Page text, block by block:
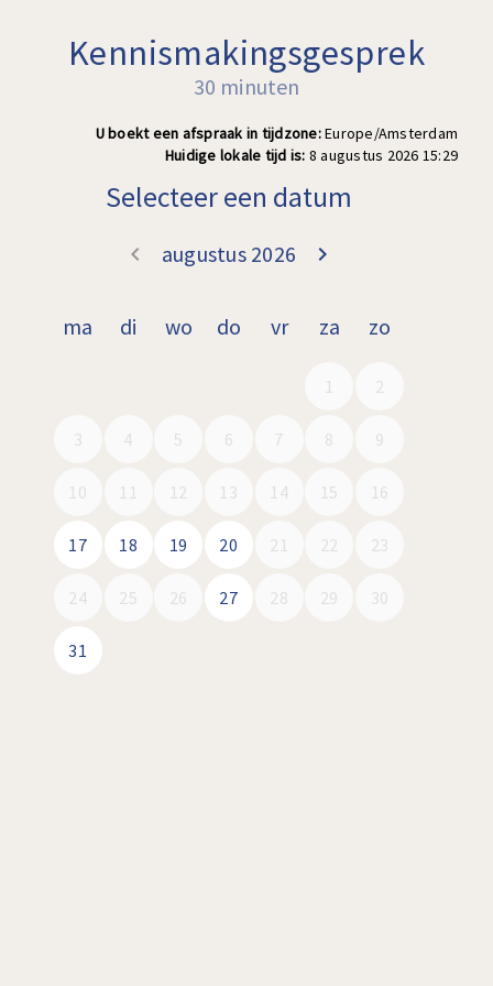
Kennismakingsgesprek
30 minuten
U boekt een afspraak in tijdzone:Europe/Amsterdam
Huidige lokale tijd is: 8 augustus 2026 15:29
Selecteer een datum
augustus 2026
keyboard_arrow_left
keyboard_arrow_right
ma di wo do vr za zo
1 2
3 4 5 6 7 8 9
10 11 12 13 14 15 16
17 18 19 20 21 22 23
24 25 26 27 28 29 30
31